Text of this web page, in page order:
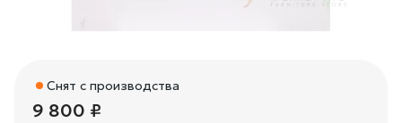
Снят с производства
9 800 ₽